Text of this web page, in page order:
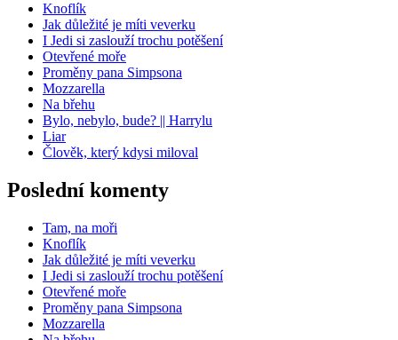
Knoflík
Jak důležité je míti veverku
I Jedi si zaslouží trochu potěšení
Otevřené moře
Proměny pana Simpsona
Mozzarella
Na břehu
Bylo, nebylo, bude? || Harrylu
Liar
Člověk, který kdysi miloval
Poslední komenty
Tam, na moři
Knoflík
Jak důležité je míti veverku
I Jedi si zaslouží trochu potěšení
Otevřené moře
Proměny pana Simpsona
Mozzarella